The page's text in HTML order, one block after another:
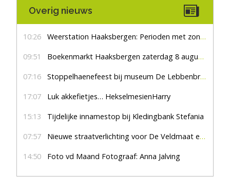
Overig nieuws
10:26 Weerstation Haaksbergen: Perioden met zon en droog
09:51 Boekenmarkt Haaksbergen zaterdag 8 augustus, marktplein Haaksbergen
07:16 Stoppelhaenefeest bij museum De Lebbenbrugge
17:07 Luk akkefietjes… HekselmesienHarry
15:13 Tijdelijke innamestop bij Kledingbank Stefania
07:57 Nieuwe straatverlichting voor De Veldmaat en De Pas
14:50 Foto vd Maand Fotograaf: Anna Jalving